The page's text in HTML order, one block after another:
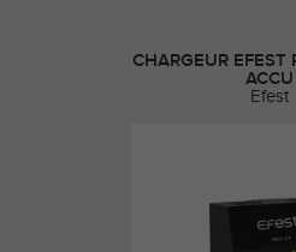
CHARGEUR EFEST
ACCU
Efest